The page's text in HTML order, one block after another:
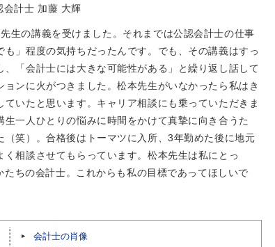
会計士 加藤 大輝
生の講義を受けました。それまでは公認会計士の仕事
も」程度の気持ちだったんです。でも、その講義はすっ
、「会計士には大きな可能性がある」と繰り返し話して
ョンに火がつきました。松本先生がいなかったら私はき
ていたと思います。キャリア相談にも乗っていただきま
生一人ひとりの悩みに時間をかけて真摯に向き合うた
（笑）。合格後はトーマツに入所、3年勤めた後に地元
く相談させてもらっています。松本先生は私にとっ
たちの会計士。これからも私の目標であってほしいで
会計士の肖像